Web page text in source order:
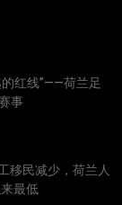
红线”——荷兰足
事
移民减少，荷兰人
最低